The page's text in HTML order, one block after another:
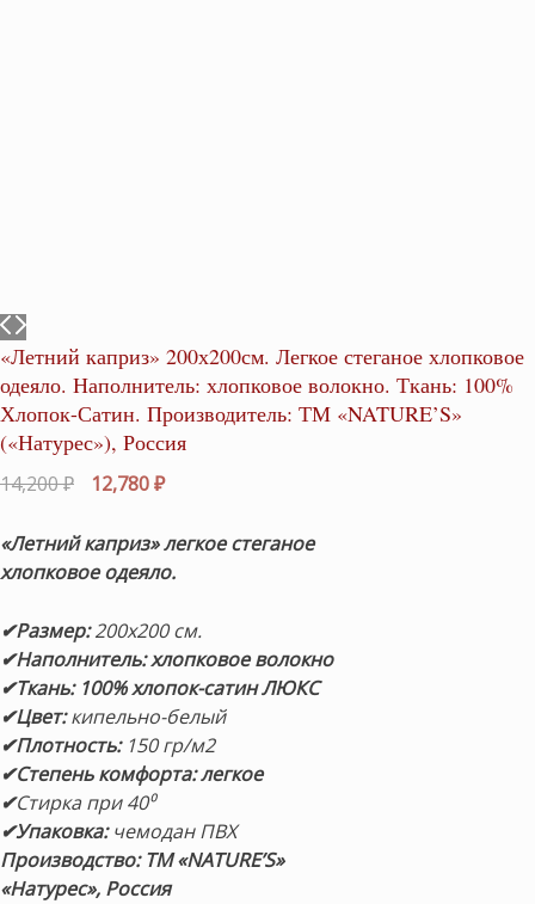
«Летний каприз» 200х200см. Легкое стеганое хлопковое
одеяло. Наполнитель: хлопковое волокно. Ткань: 100%
Хлопок-Сатин. Производитель: ТМ «NATURE’S»
(«Натурес»), Россия
14,200₽
Первоначальная
составляла
14,200 ₽.
12,780₽Текущая
12,780 ₽.
«Летний каприз» легкое стеганое
хлопковое одеяло.
✔Размер:200х200 см.
✔Наполнитель: хлопковое волокно
✔Ткань: 100% хлопок-сатинЛЮКС
✔Цвет:кипельно-белый
✔Плотность:150 гр/м2
✔Степень комфорта: легкое
✔Стирка при 40⁰
✔Упаковка:чемодан ПВХ
Производство: ТМ «NATURE’S»
«Натурес», Россия